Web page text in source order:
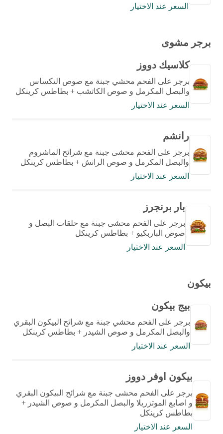
السعر عند الاختيار
برجر مشوى
كلاسيك دووز
برجر على الفحم محشي جبنة مع صوص التكساس
والبصل المكرمل و صوص الكاتشب + بطاطس كرينكل
السعر عند الاختيار
رانشم
برجر على الفحم محشى جبنة مع شرائح الماشروم
والبصل المكرمل و صوص الرانش + بطاطس كرينكل
السعر عند الاختيار
بار برنجرز
برجر على الفحم محشى جبنة مع حلقات البصل و
صوص الباربكيو + بطاطس كرينكل
السعر عند الاختيار
بيكون
بيج بيكون
برجر على الفحم محشي جبنة مع شرائح البيكون البقري
والبصل المكرمل و صوص الشيدر + بطاطس كرينكل
السعر عند الاختيار
بيكون اوفر دووز
برجر على الفحم محشى جبنة مع شرائح البيكون البقري
و اصابع الموتزريلا والبصل المكرمل و صوص الشيدر +
بطاطس كرينكل
السعر عند الاختيار